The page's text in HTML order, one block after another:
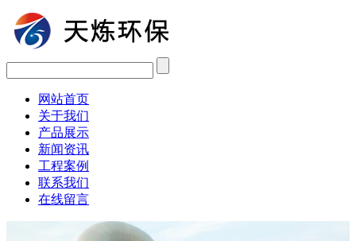
网站首页
关于我们
产品展示
新闻资讯
工程案例
联系我们
在线留言